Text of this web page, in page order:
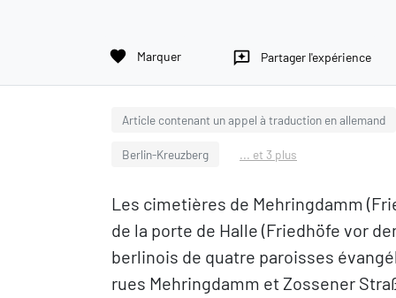
favorite Marquer reviews Partager l'expérience
Article contenant un appel à traduction en allemand
Berlin-Kreuzberg ... et 3 plus
Les cimetières de Mehringdamm
de la porte de Halle (Friedhöfe vor
berlinois de quatre paroisses
rues Mehringdamm et Zossener